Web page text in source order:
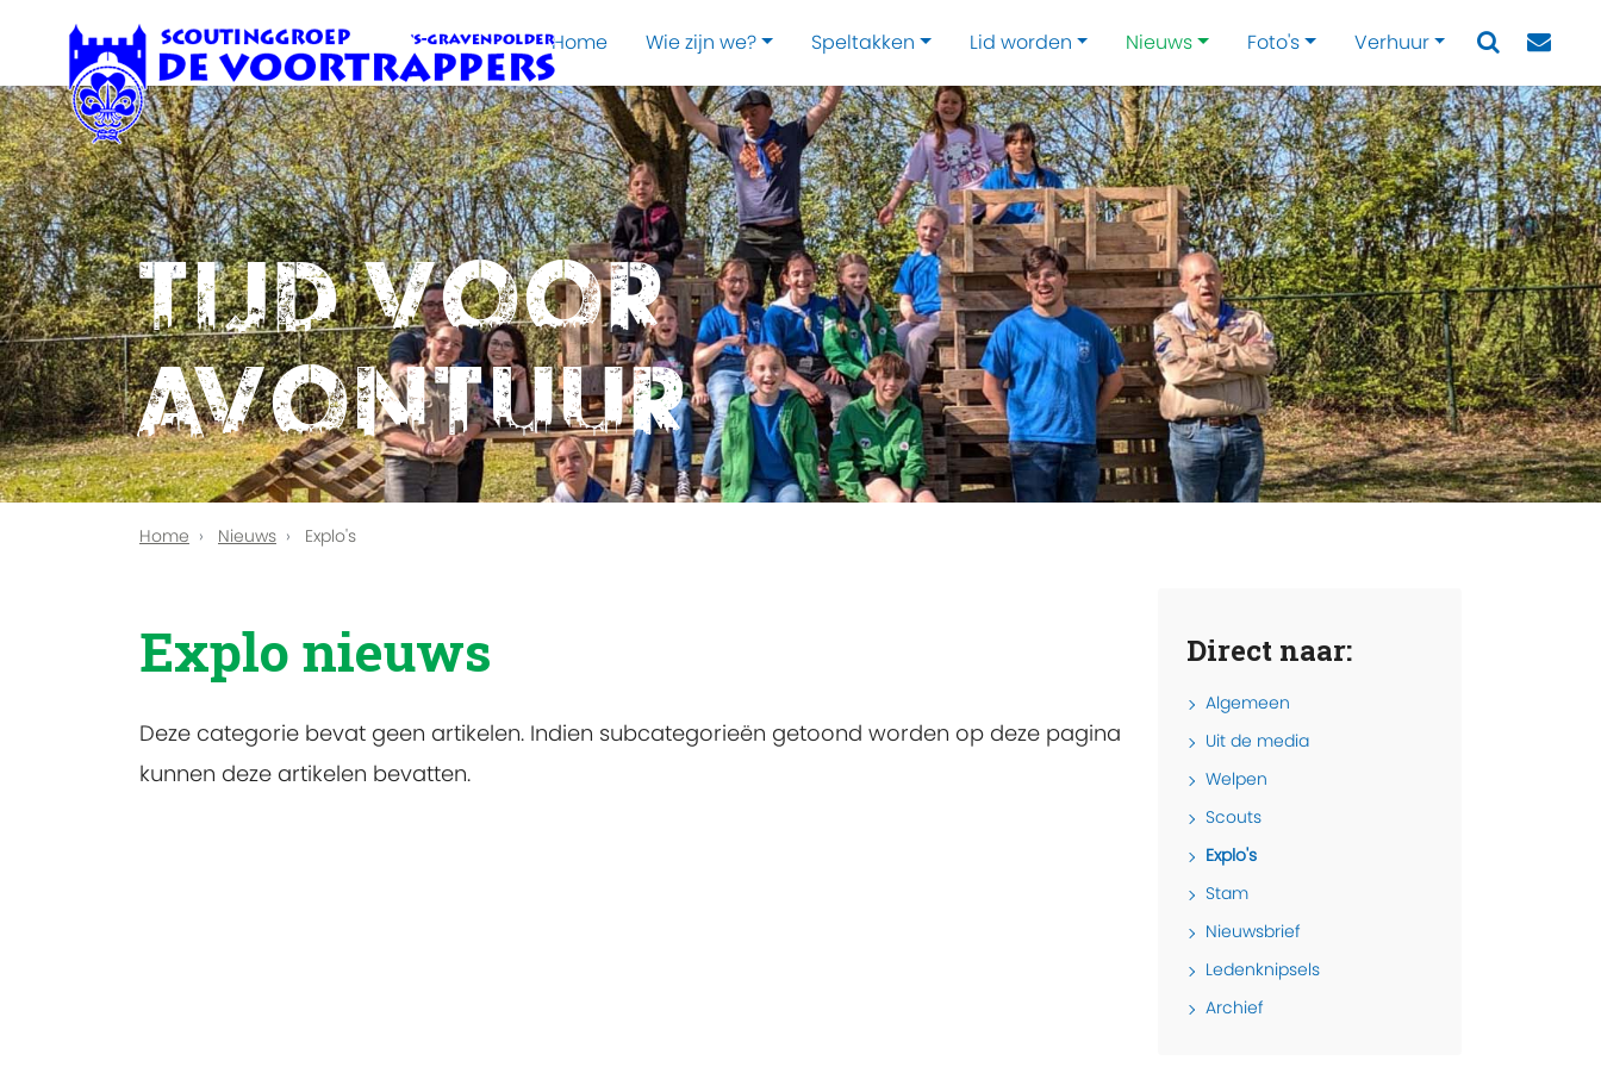
Home Wie zijn we? Speltakken Lid worden Nieuws Foto's Verhuur
Tijd voor
avontuur
Home Nieuws Explo's
Explo nieuws
Deze categorie bevat geen artikelen. Indien subcategorieën getoond worden op deze pagina
kunnen deze artikelen bevatten.
Direct naar:
Algemeen
Uit de media
Welpen
Scouts
Explo's
Stam
Nieuwsbrief
Ledenknipsels
Archief